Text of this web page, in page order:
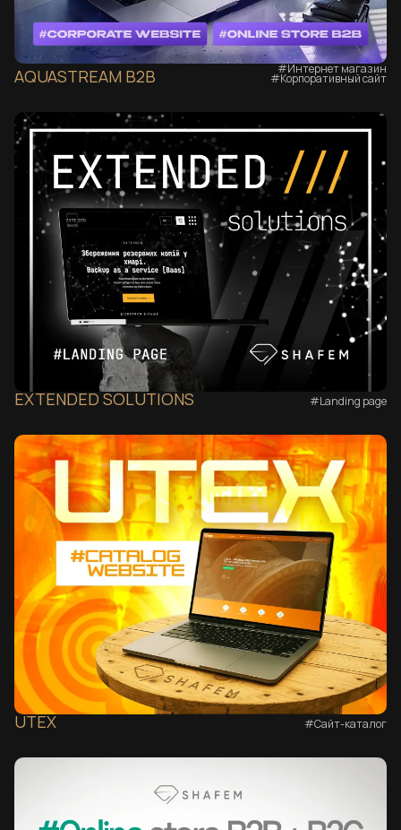
AQUASTREAM B2B #Интернет магазин
#Корпоративный сайт
EXTENDED SOLUTIONS #Landing page
UTEX #Сайт-каталог